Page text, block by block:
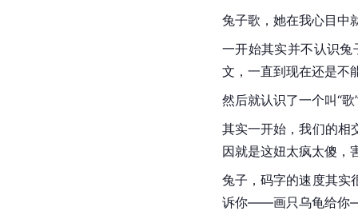
兔子歌，她在我心目中
一开始其实并不认识
文，一直到现在还是不
然后就认识了一个叫“
其实一开始，我们的相
因就是这妞太疯太傻，
兔子，码字的速度其实
诉你——画只乌龟给你